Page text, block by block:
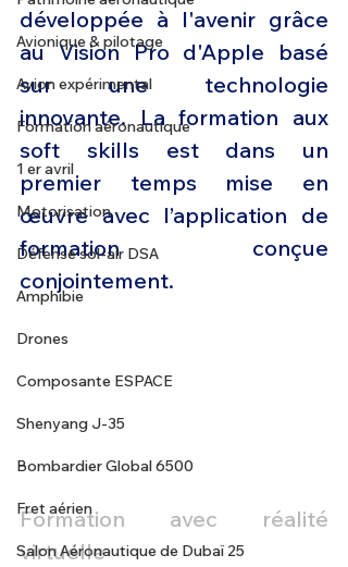
Avionique & pilotage
Avion expérimental
Formation aéronautique
1 er avril
Motorisation
Défense sol-air DSA
Amphibie
Drones
Composante ESPACE
Shenyang J-35
Bombardier Global 6500
Fret aérien
Salon Aéronautique de Dubaï 25
développée à l'avenir grâce
au Vision Pro d'Apple basé
sur une technologie
innovante. La formation aux
soft skills est dans un
premier temps mise en
œuvre avec l’application de
formation conçue
conjointement.
Formation avec réalité
virtuelle